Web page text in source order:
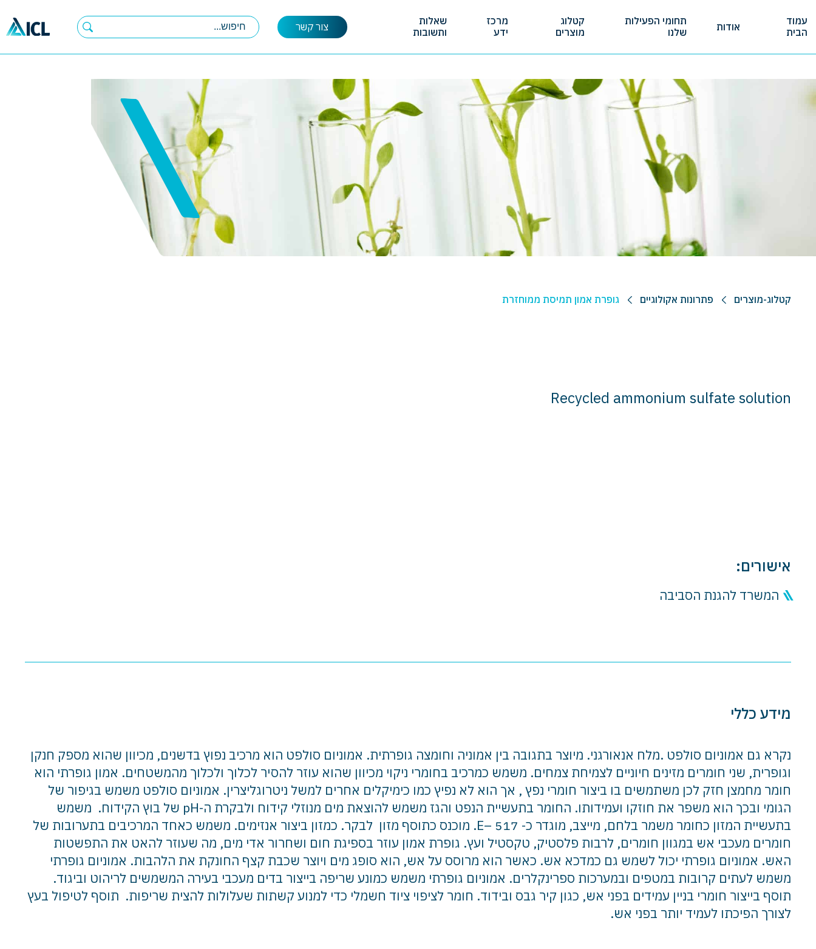
עמוד
הבית
אודות
תחומי הפעילות
שלנו
קטלוג
מוצרים
מרכז
ידע
שאלות
ותשובות
צור קשר
content
קטלוג-מוצרים פתרונות אקולוגיים גופרת אמון תמיסת ממוחזרת
Recycled ammonium sulfate solution
אישורים:
המשרד להגנת הסביבה
מידע כללי
נקרא גם אמוניום סולפט .מלח אנאורגני. מיוצר בתגובה בין אמוניה וחומצה גופרתית. אמוניום סולפט הוא מרכיב נפוץ בדשנים, מכיוון שהוא מספק חנקן
וגופרית, שני חומרים מזינים חיוניים לצמיחת צמחים. משמש כמרכיב בחומרי ניקוי מכיוון שהוא עוזר להסיר לכלוך ולכלוך מהמשטחים. אמון גופרתי הוא
חומר מחמצן חזק לכן משתמשים בו ביצור חומרי נפץ , אך הוא לא נפיץ כמו כימיקלים אחרים למשל ניטרוגליצרין. אמוניום סולפט משמש בגיפור של
הגומי ובכך הוא משפר את חוזקו ועמידותו. החומר בתעשיית הנפט והגז משמש להוצאת מים מנוזלי קידוח ולבקרת ה-pH של בוץ הקידוח. משמש
בתעשיית המזון כחומר משמר בלחם, מייצב, מוגדר כ- 517 –E. מוכנס כתוסף מזון לבקר. כמזון ביצור אנזימים. משמש כאחד המרכיבים בתערובות של
חומרים מעכבי אש במגוון חומרים, לרבות פלסטיק, טקסטיל ועץ. גופרת אמון עוזר בספיגת חום ושחרור אדי מים, מה שעוזר להאט את התפשטות
האש. אמוניום גופרתי יכול לשמש גם כמדכא אש. כאשר הוא מרוסס על אש, הוא סופג מים ויוצר שכבת קצף החונקת את הלהבות. אמוניום גופרתי
משמש לעתים קרובות במטפים ובמערכות ספרינקלרים. אמוניום גופרתי משמש כמונע שריפה בייצור בדים מעכבי בעירה המשמשים לריהוט וביגוד.
תוסף בייצור חומרי בניין עמידים בפני אש, כגון קיר גבס ובידוד. חומר לציפוי ציוד חשמלי כדי למנוע קשתות שעלולות להצית שריפות. תוסף לטיפול בעץ
לצורך הפיכתו לעמיד יותר בפני אש.